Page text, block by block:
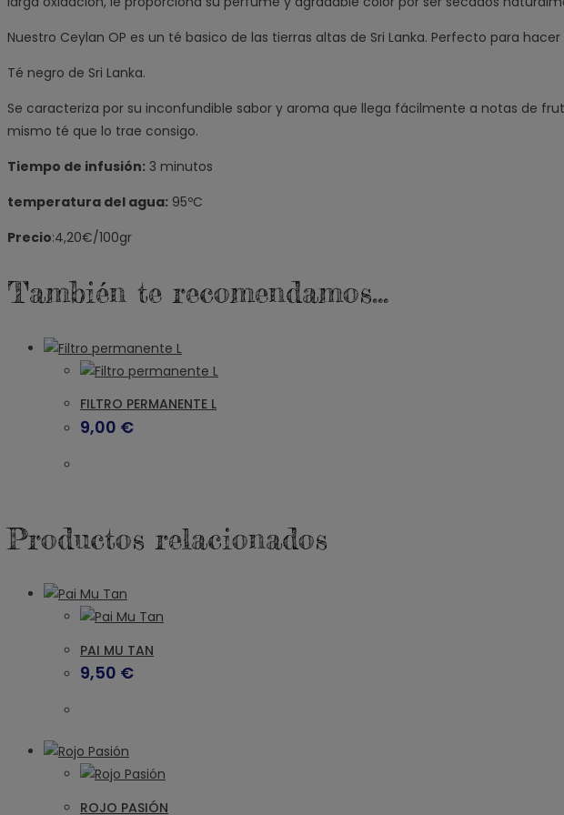
Nuestro Ceylan OP es un té basico de las tierras altas de Sri Lanka. Perfecto para
Té negro de Sri Lanka.
Se caracteriza por su inconfundible sabor y aroma que llega fácilmente a notas de
mismo té que lo trae consigo.
Tiempo de infusión: 3 minutos
temperatura del agua: 95ºC
Precio:4,20€/100gr
También te recomendamos…
FILTRO PERMANENTE L
9,00 €
Productos relacionados
PAI MU TAN
9,50 €
ROJO PASIÓN